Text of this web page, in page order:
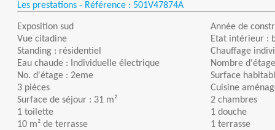
Les prestations - Référence : 501V47874A
Exposition sud
Année de
Vue citadine
Etat intérieur :
Standing : résidentiel
Chauffage
Eau chaude : Individuelle électrique
Nombre
No. d'étage : 2eme
Surface
3 pièces
Cuisine
Surface de séjour : 31 m²
2 chambres
1 toilette
1 douche
10 m² de terrasse
1 terrasse